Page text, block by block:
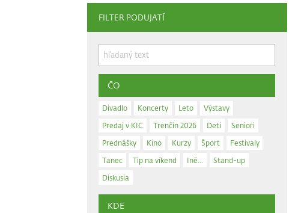
FILTER PODUJATÍ
ČO
Divadlo Koncerty Leto
Výstavy
Predaj v KIC
Trenčín 2026 Deti
Seniori
Prednášky
Kino Kurzy Šport
Festivaly
Tanec
Tip na víkend Iné...
Stand-up
Diskusia
KDE